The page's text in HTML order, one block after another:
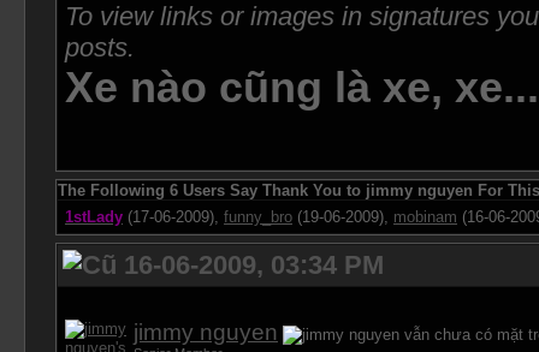
To view links or images in signatures
posts.
Xe nào cũng là xe,
The Following 6 Users Say Thank You to jimmy nguyen For
1stLady (17-06-2009), funny_bro (19-06-2009), mobinam (16-06-
16-06-2009, 03:34 PM
jimmy nguyen